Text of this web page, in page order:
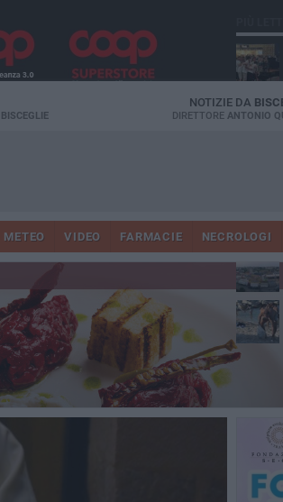
BISCEGLIE
NOTIZIE DA
DIRETTORE ANTONIO
METEO VIDEO FARMACIE NECROLOGI